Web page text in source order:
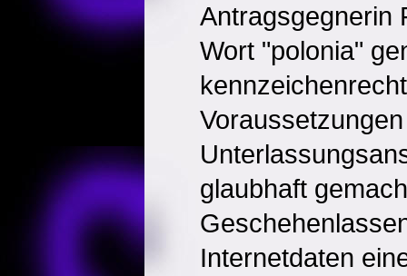
Antragsgegnerin
Wort "polonia"
glaubhaft
Internetdaten